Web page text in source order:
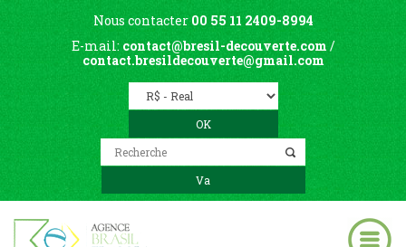
Nous contacter 00 55 11 2409-8994
E-mail: contact@bresil-decouverte.com /
contact.bresildecouverte@gmail.com